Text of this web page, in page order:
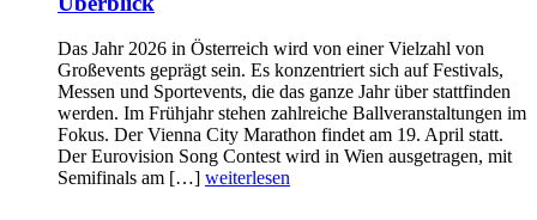
Das Jahr 2026 in Österreich wird von einer Vielzahl von
Großevents geprägt sein. Es konzentriert sich auf Festivals,
Messen und Sportevents, die das ganze Jahr über stattfinden
werden. Im Frühjahr stehen zahlreiche Ballveranstaltungen im
Fokus. Der Vienna City Marathon findet am 19. April statt.
Der Eurovision Song Contest wird in Wien ausgetragen, mit
Semifinals am […] weiterlesen